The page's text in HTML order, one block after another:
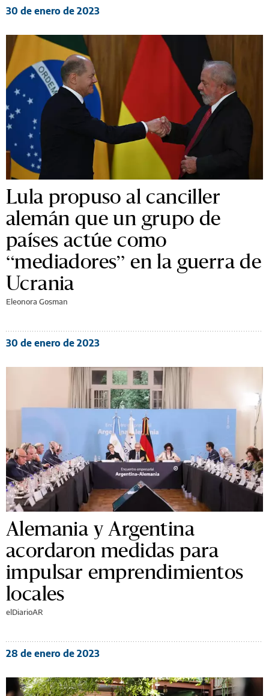
30 de enero de 2023
Lula propuso al canciller
alemán que un grupo de
países actúe como
“mediadores” en la guerra de
Ucrania
Eleonora Gosman
30 de enero de 2023
Alemania y Argentina
acordaron medidas para
impulsar emprendimientos
locales
elDiarioAR
28 de enero de 2023